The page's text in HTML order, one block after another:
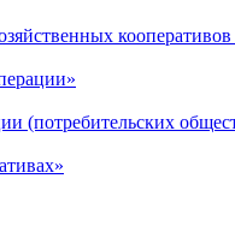
(потребительских